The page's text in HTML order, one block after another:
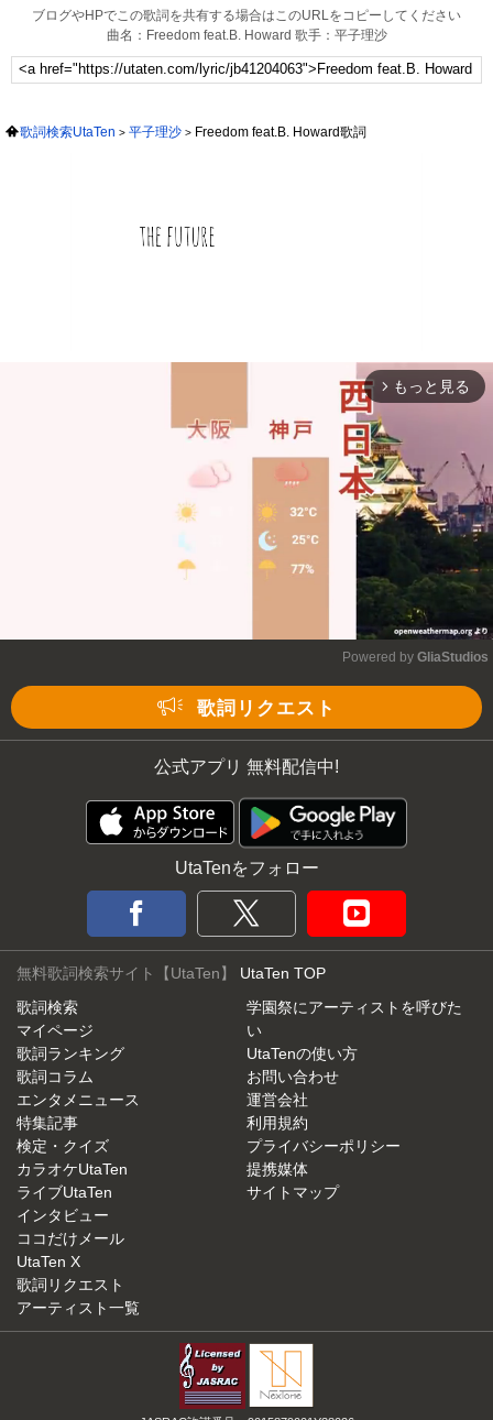
ブログやHPでこの歌詞を共有する場合はこのURLをコピーしてください
曲名：Freedom feat.B. Howard 歌手：平子理沙
歌詞検索UtaTen 平子理沙 Freedom feat.B. Howard歌詞
arrow_forward_ios もっと見る
Powered by GliaStudios
歌詞リクエスト
公式アプリ 無料配信中!
UtaTenをフォロー
無料歌詞検索サイト【UtaTen】 UtaTen TOP
歌詞検索
マイページ
歌詞ランキング
歌詞コラム
エンタメニュース
特集記事
検定・クイズ
カラオケUtaTen
ライブUtaTen
インタビュー
ココだけメール
UtaTen X
歌詞リクエスト
アーティスト一覧
学園祭にアーティストを呼びた
い
UtaTenの使い方
お問い合わせ
運営会社
利用規約
プライバシーポリシー
提携媒体
サイトマップ